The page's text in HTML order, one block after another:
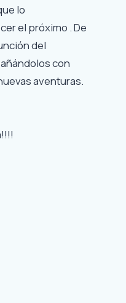
lo
el próximo . De
del
con
aventuras.